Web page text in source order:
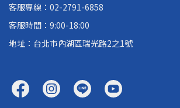
客服專線：02-2791-6858
客服時間：9:00-18:00
地址：台北市內湖區瑞光路2之1號